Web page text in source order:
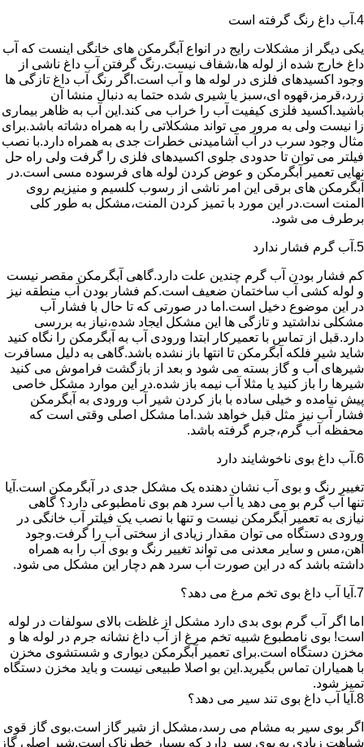
4.آب داغ رنگ گرفته است
یکی دیگر از مشکلات رایج در انواع آبگرمکن های خانگی اینست که آب
داغ خارج شده از لوله ها،شفاف نیست.رنگ گرفتن آب داغ ناشی از
وجود اکسیدهای فلزی در لوله ها و آب است.اگر رنگ آب داغ تازگی ها
زرد،قرمز،قهوه ای،سبز یا شیری شده حتما به دنبال منشا آن
باشید.اکسید فلزی کیفیت آب را خراب می کند.این آب به ظاهر بیماری
زا نیست ولی به مرور می تواند مشکلاتی را به همراه دشاته باشد.برای
مثال وجود سرب در آب آشامیدنی خطرات جدی به همراه دارد.با نصب
فیلتر می توان تا حدودی جلوی اکسیدهای فلزی را گرفت ولی راه حل
نهایی تعمیر آبگرمکن و عوض کردن لوله های فرسوده مسی است.در
آبگرمکن های برقی این امر ناشی از رسوب کلسیم و منیزیم روی
المنت است.در این مورد با تمیز کردن المنت،مشکل به طور کلی
برطرف می شود.
5.آب گرم فشار ندارد
کم فشار بودن آب گرم چندین علت دارد.گاهی آبگرمکن مقصر نیست
و لوله کشی آب ساختمان ضعیف است.کم فشار بودن آب منطقه نیز
در این موضوع دخیل است.اما در صورتی که تا حال با فشار آب
مشکلی نداشتید و تازگی ها این مشکل ایجاد شده،نیاز به بررسی
دارد.قبل از تماس با تعمیرکار ابتدا ورودی آب به آبگرمکن را نگاه کنید
شاید شیر فلکه آبگرمکن تا انتها باز نشده باشد.گاهی به دلیل مسافرت
شیرهای آب و گاز بسته می شود و بعد از بازگشت فراموش می کنید
شیرها را باز کنید یا مثلا آب نیمه باز شده.در این موارد مشکل خاصی
پیش نیامده و خیلی ساده با باز کردن شیر آب ورودی به آبگرمکن
فشار آب نیز مثل قبل خواهد شد.اما مشکل اصلی وقتی است که
محفظه آب گرم،جرم گرفته باشد.
6.آب داغ بوی ناخوشایند دارد
تغییر رنگ و بوی آب نشان دهنده یک مشکل جدی در آبگرمکن است.آیا
تنها آب گرم بو می دهد یا آب سرد هم بوی نامطبوعی دارد؟ گاهی
نیازی به تعمیر آبگرمکن نیست و تنها با نصب یک فیلتر آب خانگی در
ورودی دستگاه می توان مقدار زیادی از سختی آب را گرفت.وجود
آهن،مس و سایر معدنی می تواند تغییر رنگ و بوی آب را به همراه
داشته باشد که در این صورت آب سرد هم دچار این مشکل می شود.
7.آیا آب داغ بوی تخم مرغ می دهد؟
اما اگر آب گرم بوی بدی دارد مشکل از غلظت بالای سولفات در لوله
است! بوی نامطبوع شبیه تخم مرغ از آب داغ نشانه جرم در لوله ها و
مخزن دستگاه است.برای تعمیر آبگرمکن دیواری و شستشوی مخزن
با همیاران تماس بگیرید.این بو اصلا طبیعی نیست و باید مخزن دستگاه
تمیز شود.
8.آیا آب داغ بوی تند سیر می دهد؟
اگر بوی سیر به مشام می رسد،مشکل از شیر گاز است.بوی گاز قوی
شباهت زیادی به بوی سیر دارد که بسیار خطرناک است.شیر اصلی گاز